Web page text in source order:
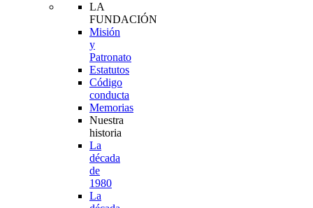
LA
FUNDACIÓN
Misión
y
Patronato
Estatutos
Código
conducta
Memorias
Nuestra
historia
La
década
de
1980
La